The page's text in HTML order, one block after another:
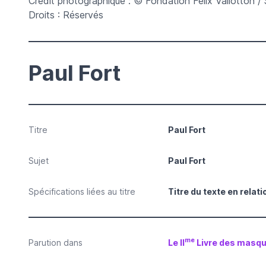
Droits : Réservés
Paul Fort
Titre Paul Fort
Sujet Paul Fort
Spécifications liées au titre Titre du texte en
Parution dans Le IImeLivre des